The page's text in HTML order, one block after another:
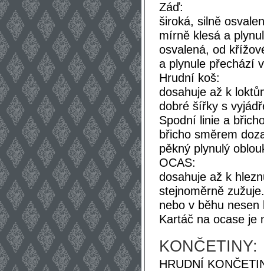
Záď:
široká, silně
mírně klesá a
osvalená, od
a plynule přechází
Hrudní koš:
dosahuje až k
dobré šířky s
Spodní linie a
břicho směrem
pěkný plynulý
OCAS:
dosahuje až k
stejnoměrně
nebo v běhu
Kartáč na ocase je
KONČETINY:
HRUDNÍ